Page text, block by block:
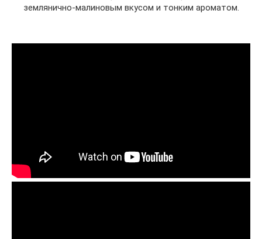
землянично-малиновым вкусом и тонким ароматом.